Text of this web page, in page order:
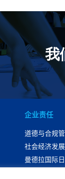
我
作为一个负责任的企
及的药
企业责任
道德与合规
社会经济发
曼德拉国际日